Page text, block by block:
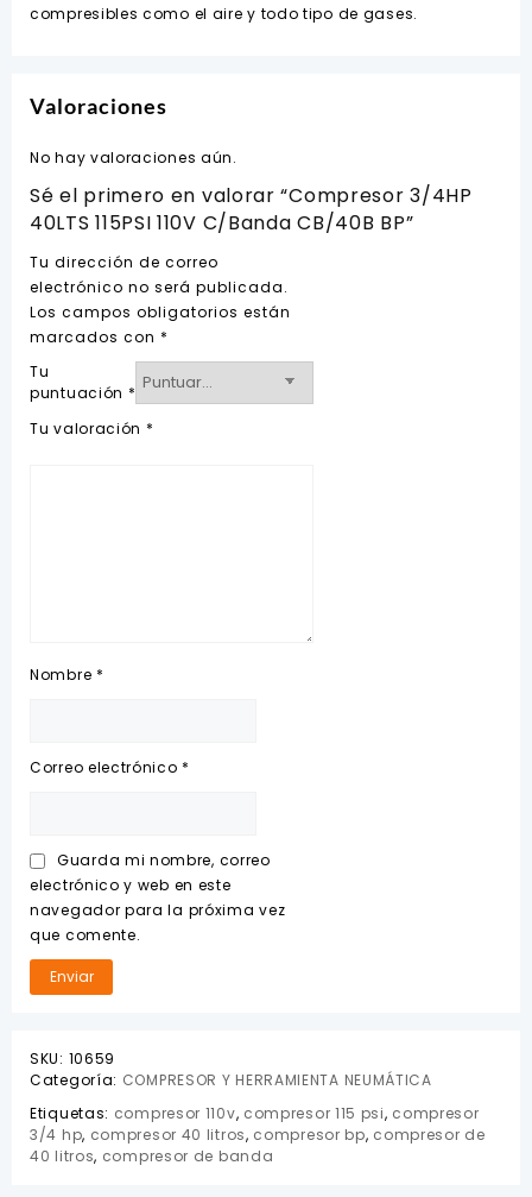
compresibles como el aire y todo tipo de gases.
Valoraciones
No hay valoraciones aún.
Sé el primero en valorar “Compresor 3/4HP
40LTS 115PSI 110V C/Banda CB/40B BP”
Tu dirección de correo
electrónico no será publicada.
Los campos obligatorios están
marcados con *
Tu
puntuación *
Tu valoración *
Nombre *
Correo electrónico *
Guarda mi nombre, correo
electrónico y web en este
navegador para la próxima vez
que comente.
SKU: 10659
Categoría: COMPRESOR Y HERRAMIENTA NEUMÁTICA
Etiquetas: compresor 110v, compresor 115 psi, compresor
3/4 hp, compresor 40 litros, compresor bp, compresor de
40 litros, compresor de banda